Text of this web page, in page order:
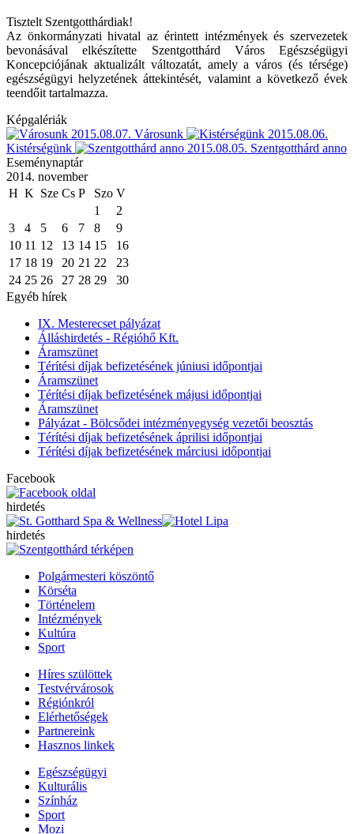
Tisztelt Szentgotthárdiak!
Az önkormányzati hivatal az érintett intézmények és szervezetek
bevonásával elkészítette Szentgotthárd Város Egészségügyi
Koncepciójának aktualizált változatát, amely a város (és térsége)
egészségügyi helyzetének áttekintését, valamint a következő évek
teendőit tartalmazza.
Képgalériák
2015.08.07. Városunk
2015.08.06.
Kistérségünk
2015.08.05. Szentgotthárd anno
Eseménynaptár
2014. november
H K Sze Cs P Szo V
1
2
3
4 5 6 7 8
9
10 11 12 13 14 15
16
17 18 19 20 21 22
23
24 25 26 27 28 29
30
Egyéb hírek
IX. Mesterecset pályázat
Álláshirdetés - Régióhő Kft.
Áramszünet
Térítési díjak befizetésének júniusi időpontjai
Áramszünet
Térítési díjak befizetésének májusi időpontjai
Áramszünet
Pályázat - Bölcsődei intézményegység vezetői beosztás
Térítési díjak befizetésének áprilisi időpontjai
Térítési díjak befizetésének márciusi időpontjai
Facebook
hirdetés
hirdetés
Polgármesteri köszöntő
Körséta
Történelem
Intézmények
Kultúra
Sport
Híres szülöttek
Testvérvárosok
Régiónkról
Elérhetőségek
Partnereink
Hasznos linkek
Egészségügyi
Kulturális
Színház
Sport
Mozi